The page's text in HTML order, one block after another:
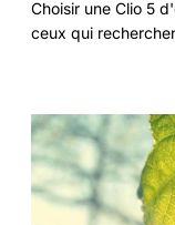
Choisir une Clio 5
ceux qui